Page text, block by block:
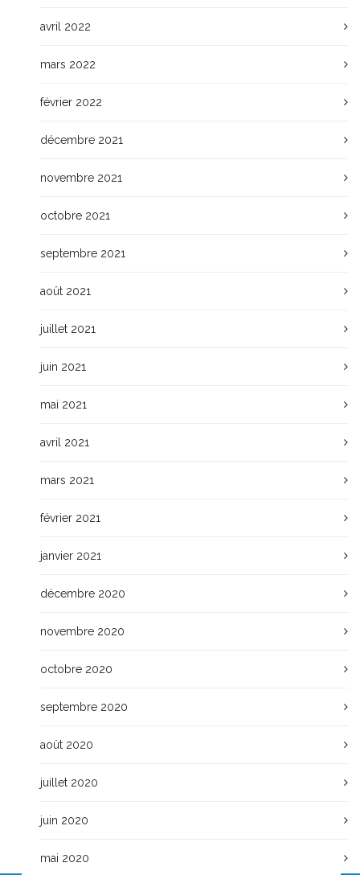
avril 2022
mars 2022
février 2022
décembre 2021
novembre 2021
octobre 2021
septembre 2021
août 2021
juillet 2021
juin 2021
mai 2021
avril 2021
mars 2021
février 2021
janvier 2021
décembre 2020
novembre 2020
octobre 2020
septembre 2020
août 2020
juillet 2020
juin 2020
mai 2020